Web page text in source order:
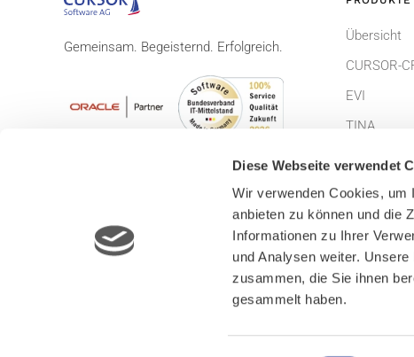
Diese Webseite verwendet
Wir verwenden Cookies, um
anbieten zu können und die
Informationen zu Ihrer
und Analysen weiter.
zusammen, die Sie ihnen
gesammelt haben.
Gemeinsam. Begeisternd. Erfolgreich.
Übersicht
CURSOR-
EVI
TINA
© CURSOR Software AG 2026
Impressum